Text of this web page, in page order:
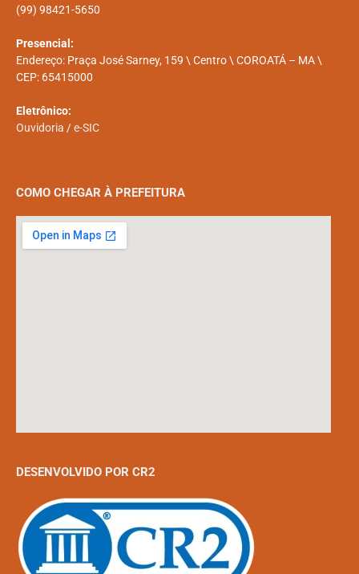
(99) 98421-5650
Presencial:
Endereço: Praça José Sarney, 159 \ Centro \ COROATÁ – MA \
CEP: 65415000
Eletrônico:
Ouvidoria /e-SIC
COMO CHEGAR À PREFEITURA
DESENVOLVIDO POR CR2